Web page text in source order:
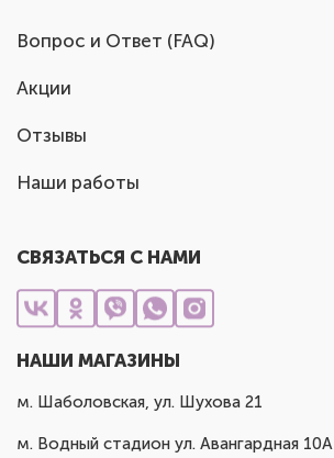
Вопрос и Ответ (FAQ)
Акции
Отзывы
Наши работы
СВЯЗАТЬСЯ С НАМИ
НАШИ МАГАЗИНЫ
м. Шаболовская, ул. Шухова 21
м. Водный стадион ул. Авангардная 10А